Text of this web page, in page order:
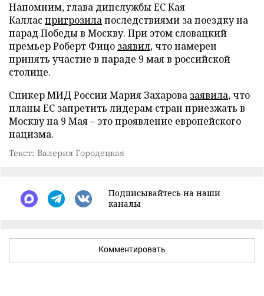
Напомним, глава дипслужбы ЕС Кая
Калласпригрозилапоследствиями за поездку на
парад Победы в Москву. При этом словацкий
премьер Роберт Фицо заявил, что намерен
принять участие в параде 9 мая в российской
столице.
Спикер МИД России Мария Захарова заявила, что
планы ЕС запретить лидерам стран приезжать в
Москву на 9 Мая – это проявление европейского
нацизма.
Текст: Валерия Городецкая
Подписывайтесь на наши
каналы
Комментировать